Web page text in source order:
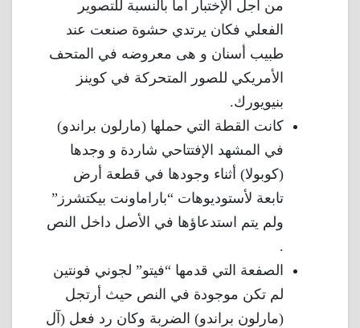
من أجل الإختبار أما بالنسبة للتصوير
الفعلي فكان يرتدي حشوة صنعت عند
طبيب أسنان و هى معروضه في المتحف
الأمريكي للصور المتحركة في كوينز
بنيويورك.
كانت القطة التي حملها (مارلون براندو)
في المشهد الإفتتاحي شاردة و وجدها
(كوبولا) أثناء وجودها في قطعة أرض
تابعة لأستوديوهات “باراماونت بيكتشرز”
ولم يتم استدعاؤها في الأصل داخل النص
.
الصفعة التي قدمها “فيتو” لجوني فونتين
لم تكن موجودة في النص حيث أرتجل
(مارلون براندو) الضربة وكان رد فعل (آل